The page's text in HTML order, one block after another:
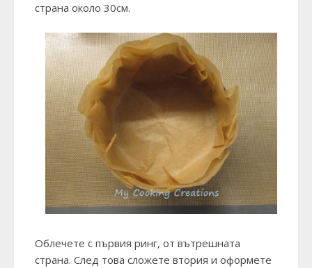
страна около 30см.
Облечете с първия ринг, от вътрешната
страна. След това сложете втория и оформете